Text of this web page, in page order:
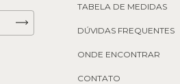
TABELA DE MEDIDAS
DÚVIDAS FREQUENTES
ONDE ENCONTRAR
CONTATO